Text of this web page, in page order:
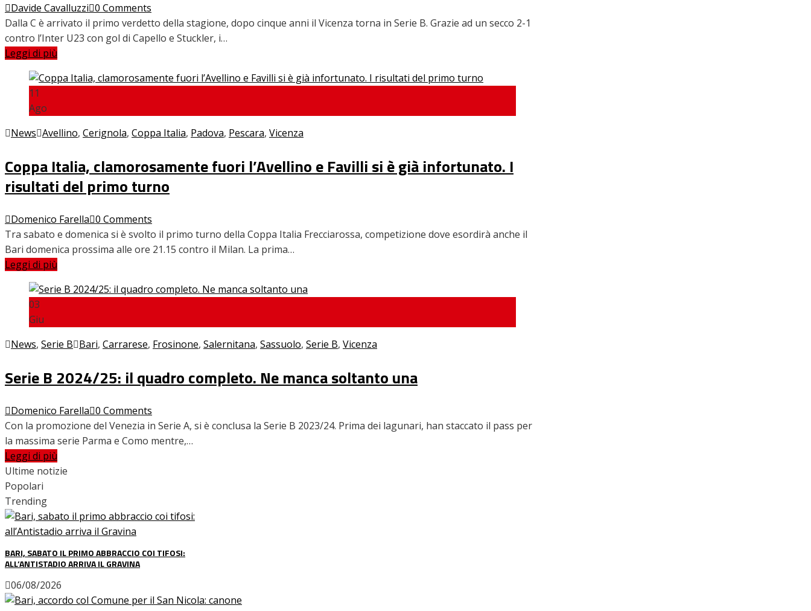
Davide Cavalluzzi 0 Comments
Dalla C è arrivato il primo verdetto della stagione, dopo cinque anni il Vicenza torna in Serie B. Grazie ad un secco 2-1
contro l’Inter U23 con gol di Capello e Stuckler, i…
Leggi di più
11
Ago
News Avellino, Cerignola, Coppa Italia, Padova, Pescara, Vicenza
Coppa Italia, clamorosamente fuori l’Avellino e Favilli si è già infortunato. I
risultati del primo turno
Domenico Farella 0 Comments
Tra sabato e domenica si è svolto il primo turno della Coppa Italia Frecciarossa, competizione dove esordirà anche il
Bari domenica prossima alle ore 21.15 contro il Milan. La prima…
Leggi di più
03
Giu
News, Serie B Bari, Carrarese, Frosinone, Salernitana, Sassuolo, Serie B, Vicenza
Serie B 2024/25: il quadro completo. Ne manca soltanto una
Domenico Farella 0 Comments
Con la promozione del Venezia in Serie A, si è conclusa la Serie B 2023/24. Prima dei lagunari, han staccato il pass per
la massima serie Parma e Como mentre,…
Leggi di più
Ultime notizie
Popolari
Trending
BARI, SABATO IL PRIMO ABBRACCIO COI TIFOSI:
ALL’ANTISTADIO ARRIVA IL GRAVINA
06/08/2026